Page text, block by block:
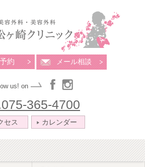
約 メール相談
us! on
365-4700
セス カレンダー